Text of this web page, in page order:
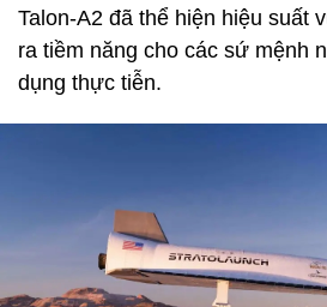
Talon-A2 đã thể hiện hiệu suất
ra tiềm năng cho các sứ mệnh
dụng thực tiễn.